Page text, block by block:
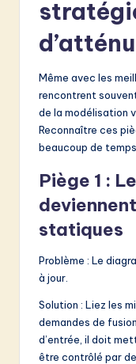
Même avec les
rencontrent
de la modélisation
Reconnaître ces
beaucoup de temps.
Piège 1 :
statiques
Problème : Le
à jour.
Solution : Liez les
demandes de
d’entrée, il doit
être contrôlé par